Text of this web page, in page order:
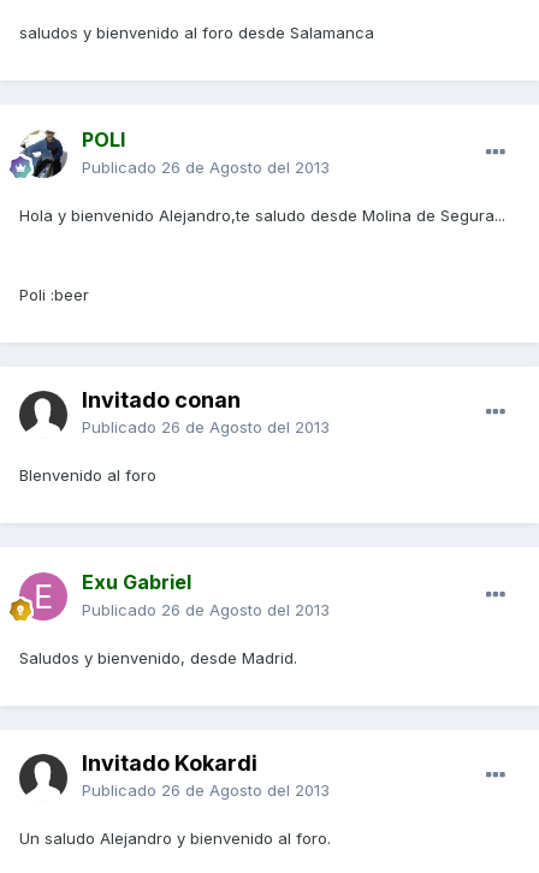
saludos y bienvenido al foro desde Salamanca
POLI
Publicado 26 de Agosto del 2013
Hola y bienvenido Alejandro,te saludo desde Molina de Segura...
Poli :beer
Invitado conan
Publicado 26 de Agosto del 2013
BIenvenido al foro
Exu Gabriel
Publicado 26 de Agosto del 2013
Saludos y bienvenido, desde Madrid.
Invitado Kokardi
Publicado 26 de Agosto del 2013
Un saludo Alejandro y bienvenido al foro.